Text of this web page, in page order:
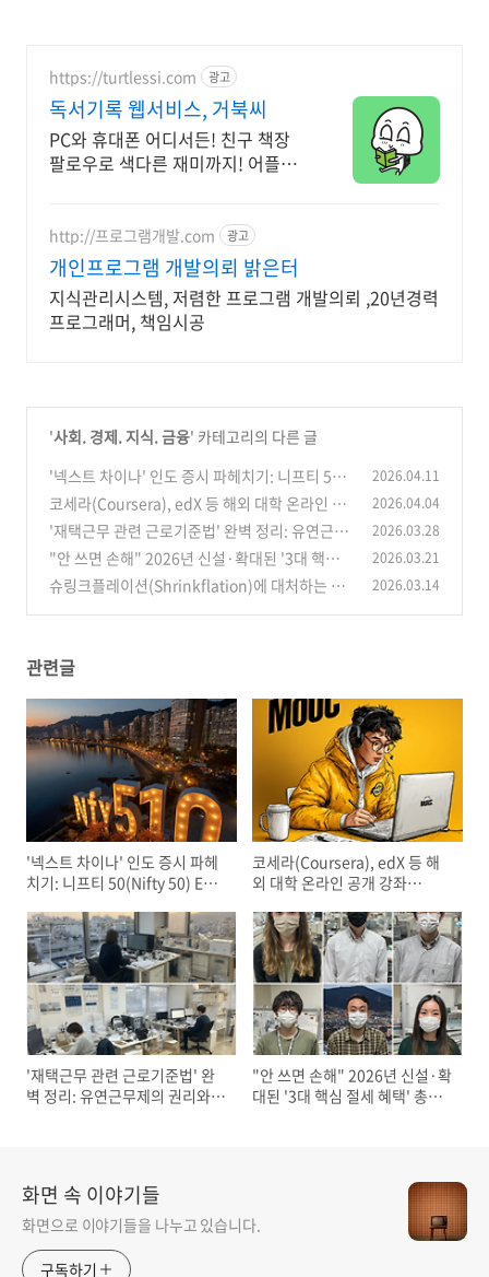
https://turtlessi.com 광고
독서기록 웹서비스, 거북씨
PC와 휴대폰 어디서든! 친구 책장
팔로우로 색다른 재미까지! 어플설
http://프로그램개발.com 광고
개인프로그램 개발의뢰 밝은터
지식관리시스템, 저렴한 프로그램 개발의뢰 ,20년경력
프로그래머, 책임시공
'사회. 경제. 지식. 금융' 카테고리의 다른 글
'넥스트 차이나' 인도 증시 파헤치기: 니프티 50
(Nifty 50) ETF 투자 전 반드시 알아야 할 리스크
와 기회
(1)
2026.04.11
코세라(Coursera), edX 등 해외 대학 온라인 공
개 강좌(MOOC)로 스펙 쌓는 법
(0)
2026.04.04
'재택근무 관련 근로기준법' 완벽 정리: 유연근무
제의 권리와 의무
(0)
2026.03.28
"안 쓰면 손해" 2026년 신설·확대된 '3대 핵심
절세 혜택' 총정리 (1)
2026.03.21
슈링크플레이션(Shrinkflation)에 대처하는 소
2026.03.14
관련글
'넥스트 차이나' 인도 증시 파헤
치기: 니프티 50(Nifty 50) ETF
크와 기회
코세라(Coursera), edX 등 해
외 대학 온라인 공개 강좌
'재택근무 관련 근로기준법' 완
벽 정리: 유연근무제의 권리와
"안 쓰면 손해" 2026년 신설·확
대된 '3대 핵심 절세 혜택' 총정
화면 속 이야기들
화면으로 이야기들을 나누고 있습니다.
구독하기